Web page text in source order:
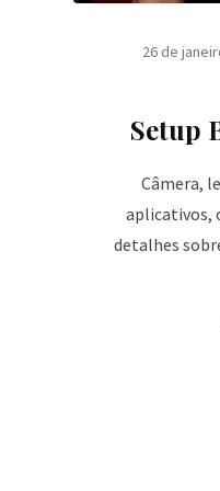
26 de
Setup
Câmera,
aplicativos,
detalhes